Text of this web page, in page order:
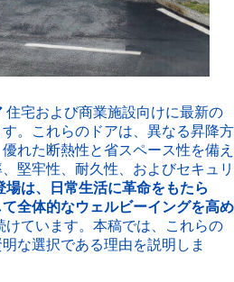
住宅および商業施設向けに最新の
。これらのドアは、異なる昇降方
れた断熱性と省スペース性を備え
堅牢性、耐久性、およびセキュリ
場は、日常生活に革命をもたら
全体的なウェルビーイングを高め
けています。本稿では、これらの
な選択である理由を説明しま